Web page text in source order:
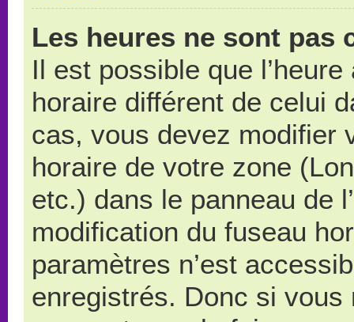
Les heures ne sont pas
Il est possible que
horaire différent de celui
cas, vous devez modifier
horaire de votre zone
etc.) dans le panneau de
modification du fuseau
paramètres n’est
enregistrés. Donc si vous